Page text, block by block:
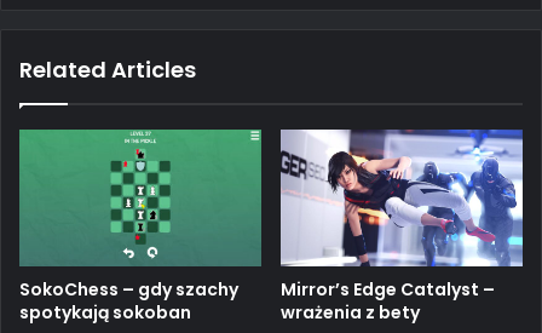
Related Articles
SokoChess – gdy szachy
spotykają sokoban
Mirror’s Edge Catalyst –
wrażenia z bety